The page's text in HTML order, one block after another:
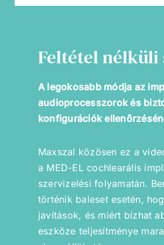
Feltétel nélküli
A legokosabb módja az
audioprocesszorok és
konfigurációk
Maxszal közösen ez a
a MED-EL cochlearális
szervizelési folyamatán.
történik baleset esetén,
javítások, és miért bízhat
eszköze teljesítménye